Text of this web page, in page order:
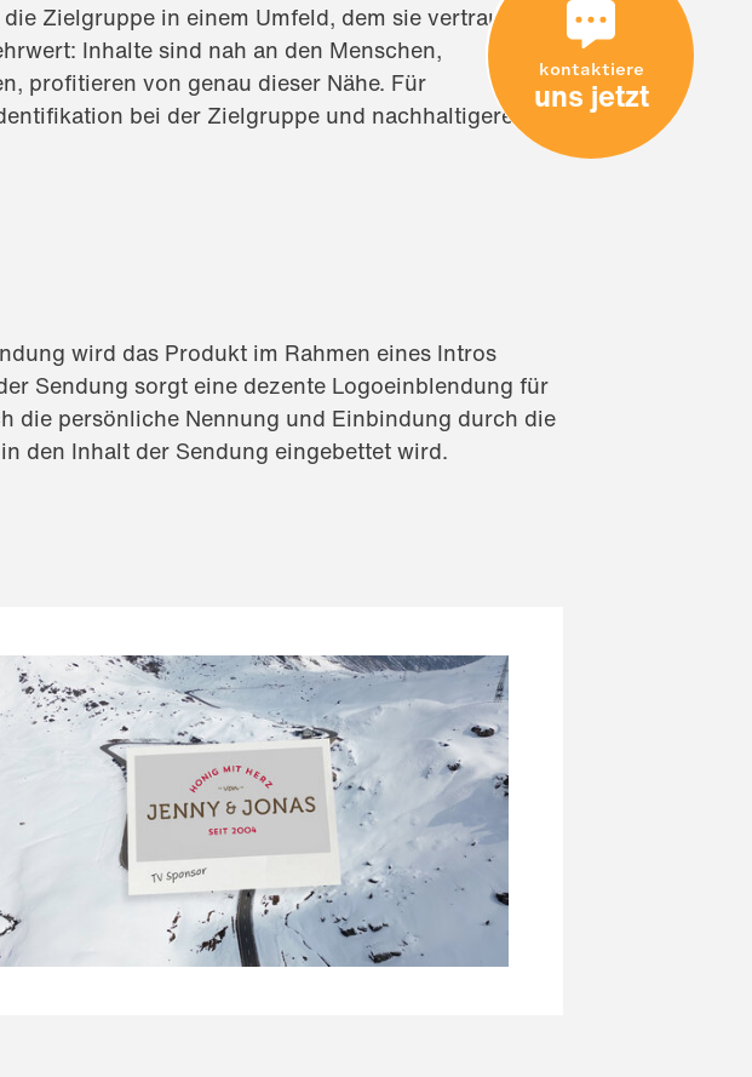
Zielgruppe in einem Umfeld, dem sie vertraut.
Inhalte sind nah an den Menschen,
profitieren von genau dieser Nähe. Für
bei der Zielgruppe und nachhaltigere
wird das Produkt im Rahmen eines Intros
Sendung sorgt eine dezente Logoeinblendung für
die persönliche Nennung und Einbindung durch die
den Inhalt der Sendung eingebettet wird.
kontaktiere
uns jetzt